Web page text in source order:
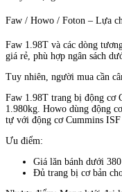
Faw / Howo / Foton – Lựa
Faw 1.98T và các dòng
giá rẻ, phù hợp ngân sách
Tuy nhiên, người mua cần
Faw 1.98T trang bị động cơ
1.980kg. Howo dùng động
tự với động cơ Cummins ISF
Ưu điểm:
Giá lăn bánh dưới 380
Đủ trang bị cơ bản